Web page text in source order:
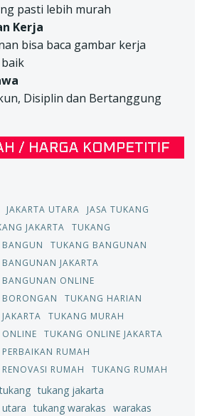
pasti lebih murah
Kerja
bisa baca gambar kerja
Disiplin dan Bertanggung
JAKARTA UTARA
JASA TUKANG
JAKARTA
TUKANG
TUKANG BANGUNAN
JAKARTA
ONLINE
TUKANG HARIAN
TUKANG MURAH
TUKANG ONLINE JAKARTA
RUMAH
RUMAH
TUKANG RUMAH
tukang tukang jakarta
tukang warakas warakas